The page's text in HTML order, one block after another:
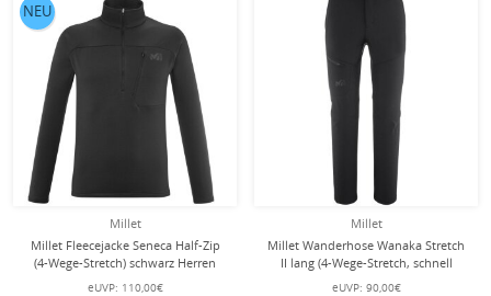
Millet
Millet Fleecejacke Seneca Half-Zip
(4-Wege-Stretch) schwarz Herren
eUVP: 110,00€
NEU
Millet
Millet Wanderhose Wanaka Stretch
II lang (4-Wege-Stretch, schnell
trocknend) schwarz Herren
eUVP: 90,00€